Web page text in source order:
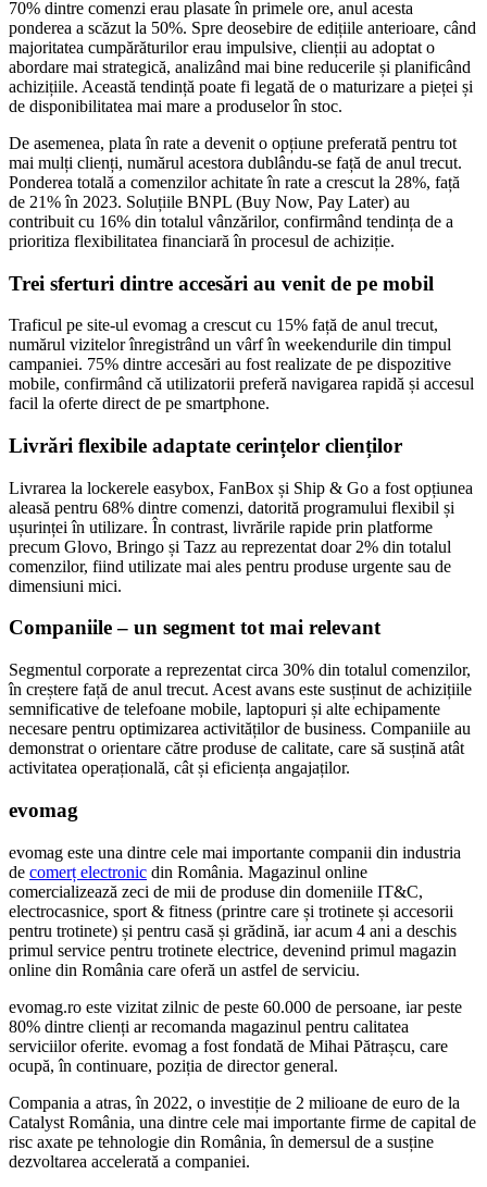
70% dintre comenzi erau plasate în primele ore, anul acesta
ponderea a scăzut la 50%. Spre deosebire de edițiile anterioare, când
majoritatea cumpărăturilor erau impulsive, clienții au adoptat o
abordare mai strategică, analizând mai bine reducerile și planificând
achizițiile. Această tendință poate fi legată de o maturizare a pieței și
de disponibilitatea mai mare a produselor în stoc.
De asemenea, plata în rate a devenit o opțiune preferată pentru tot
mai mulți clienți, numărul acestora dublându-se față de anul trecut.
Ponderea totală a comenzilor achitate în rate a crescut la 28%, față
de 21% în 2023. Soluțiile BNPL (Buy Now, Pay Later) au
contribuit cu 16% din totalul vânzărilor, confirmând tendința de a
prioritiza flexibilitatea financiară în procesul de achiziție.
Trei sferturi dintre accesări au venit de pe mobil
Traficul pe site-ul evomag a crescut cu 15% față de anul trecut,
numărul vizitelor înregistrând un vârf în weekendurile din timpul
campaniei. 75% dintre accesări au fost realizate de pe dispozitive
mobile, confirmând că utilizatorii preferă navigarea rapidă și accesul
facil la oferte direct de pe smartphone.
Livrări flexibile adaptate cerințelor clienților
Livrarea la lockerele easybox, FanBox și Ship & Go a fost opțiunea
aleasă pentru 68% dintre comenzi, datorită programului flexibil și
ușurinței în utilizare. În contrast, livrările rapide prin platforme
precum Glovo, Bringo și Tazz au reprezentat doar 2% din totalul
comenzilor, fiind utilizate mai ales pentru produse urgente sau de
dimensiuni mici.
Companiile – un segment tot mai relevant
Segmentul corporate a reprezentat circa 30% din totalul comenzilor,
în creștere față de anul trecut. Acest avans este susținut de achizițiile
semnificative de telefoane mobile, laptopuri și alte echipamente
necesare pentru optimizarea activităților de business. Companiile au
demonstrat o orientare către produse de calitate, care să susțină atât
activitatea operațională, cât și eficiența angajaților.
evomag
evomag este una dintre cele mai importante companii din industria
de comerț electronic din România. Magazinul online
comercializează zeci de mii de produse din domeniile IT&C,
electrocasnice, sport & fitness (printre care și trotinete și accesorii
pentru trotinete) și pentru casă și grădină, iar acum 4 ani a deschis
primul service pentru trotinete electrice, devenind primul magazin
online din România care oferă un astfel de serviciu.
evomag.ro este vizitat zilnic de peste 60.000 de persoane, iar peste
80% dintre clienți ar recomanda magazinul pentru calitatea
serviciilor oferite. evomag a fost fondată de Mihai Pătrașcu, care
ocupă, în continuare, poziția de director general.
Compania a atras, în 2022, o investiție de 2 milioane de euro de la
Catalyst România, una dintre cele mai importante firme de capital de
risc axate pe tehnologie din România, în demersul de a susține
dezvoltarea accelerată a companiei.